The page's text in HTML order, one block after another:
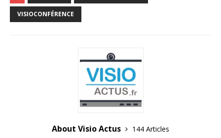
VISIOCONFÉRENCE
About Visio Actus
144 Articles